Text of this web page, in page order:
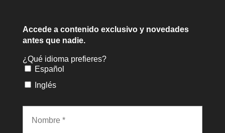
Accede a contenido exclusivo y novedades
antes que nadie.
¿Qué idioma prefieres?
Español
Inglés